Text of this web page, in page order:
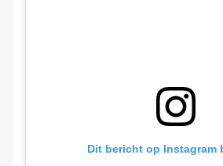
Dit bericht op Instagram